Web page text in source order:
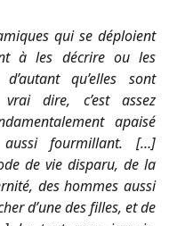
qui se déploient
à les décrire ou les
qu’elles sont
vrai dire, c’est assez
apaisé
fourmillant. […]
de vie disparu, de la
des hommes aussi
d’une des filles, et de